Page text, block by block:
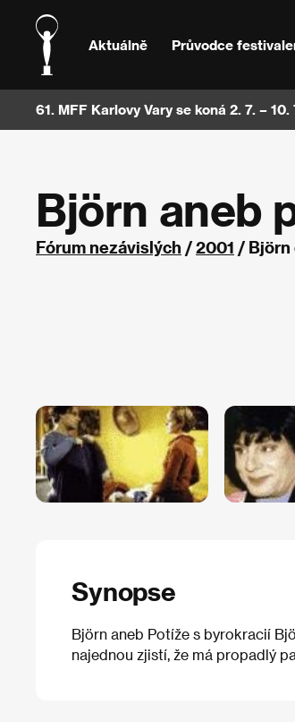
Aktuálně Průvodce
61. MFF Karlovy Vary se koná 2. 7. – 10.
Björn aneb
Fórum nezávislých /2001 / Björn
Synopse
Björn aneb Potíže s byrokracií
najednou zjistí, že má propadlý